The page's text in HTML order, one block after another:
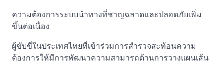
ความต้องการระบบนำทางที่ชาญฉลาดและปลอดภัยเพิ่ม
ขึ้นต่อเนื่อง
ผู้ขับขี่ในประเทศไทยที่เข้าร่วมการสำรวจสะท้อนความ
ต้องการให้มีการพัฒนาความสามารถด้านการวางแผนเส้น